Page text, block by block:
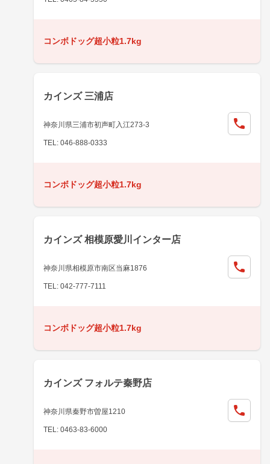
コンボドッグ超小粒1.7kg
カインズ 三浦店
神奈川県三浦市初声町入江273-3
TEL: 046-888-0333
コンボドッグ超小粒1.7kg
カインズ 相模原愛川インター店
神奈川県相模原市南区当麻1876
TEL: 042-777-7111
コンボドッグ超小粒1.7kg
カインズ フォルテ秦野店
神奈川県秦野市曽屋1210
TEL: 0463-83-6000